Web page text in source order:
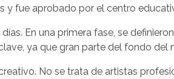
y fue aprobado por el centro
En una primera fase, se
ya que gran parte del fondo
No se trata de artistas